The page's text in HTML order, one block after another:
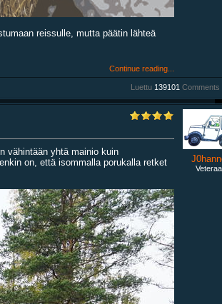
reissulle, mutta päätin lähteä
Continue reading...
Luettu 139101 Comments
vähintään yhtä mainio kuin
on, että isommalla porukalla retket